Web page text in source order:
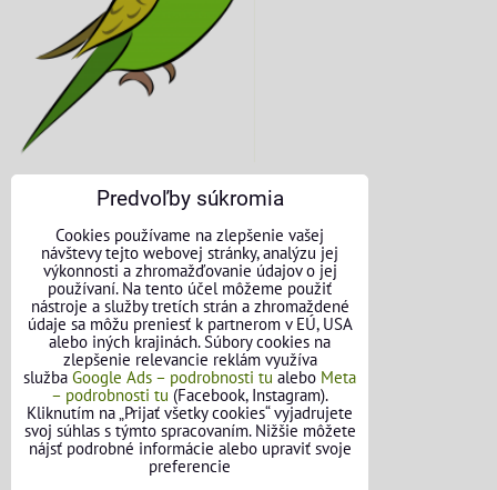
KONTAKTNÉ ÚDAJE
O nás
Kontakt
Požičovňa náradia
Názory našich zákazníkov
Mapa stránok
Predvoľby súkromia
Cookies používame na zlepšenie vašej
návštevy tejto webovej stránky, analýzu jej
výkonnosti a zhromažďovanie údajov o jej
používaní. Na tento účel môžeme použiť
nástroje a služby tretích strán a zhromaždené
údaje sa môžu preniesť k partnerom v EÚ, USA
alebo iných krajinách. Súbory cookies na
zlepšenie relevancie reklám využíva
služba Google Ads – podrobnosti tu alebo Meta
– podrobnosti tu (Facebook, Instagram).
Kliknutím na „Prijať všetky cookies“ vyjadrujete
svoj súhlas s týmto spracovaním. Nižšie môžete
nájsť podrobné informácie alebo upraviť svoje
preferencie